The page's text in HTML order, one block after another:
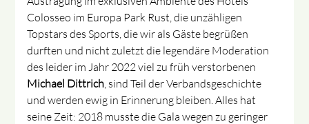
Colosseo im Europa Park Rust, die unzähligen
Topstars des Sports, die wir als Gäste begrüßen
durften und nicht zuletzt die legendäre Moderation
des leider im Jahr 2022 viel zu früh verstorbenen
Michael Dittrich , sind Teil der Verbandsgeschichte
und werden ewig in Erinnerung bleiben. Alles hat
seine Zeit: 2018 musste die Gala wegen zu geringer